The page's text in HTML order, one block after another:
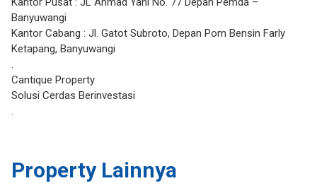
Banyuwangi
Kantor Cabang : Jl. Gatot Subroto, Depan Pom Bensin Farly
Ketapang, Banyuwangi
.
Cantique Property
Solusi Cerdas Berinvestasi
.
Property Lainnya